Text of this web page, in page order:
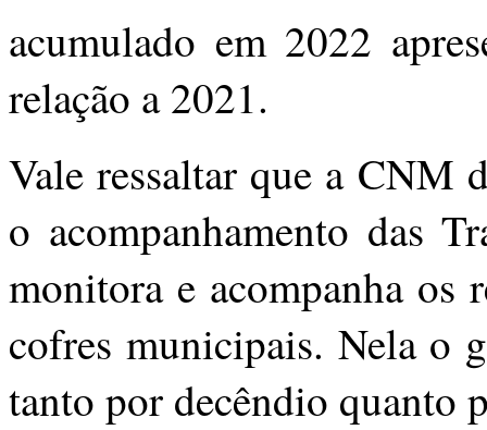
acumulado em 2022
relação a 2021.
Vale ressaltar que a CNM
o acompanhamento das
monitora e acompanha os
cofres municipais. Nela o
tanto por decêndio quanto